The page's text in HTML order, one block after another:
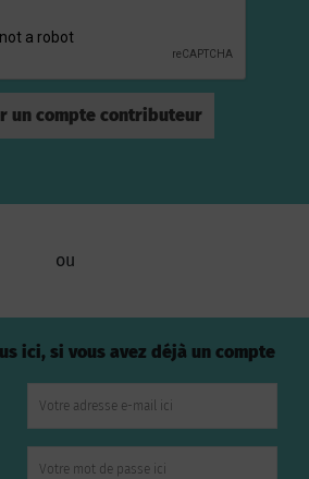
ou
ici, si vous avez déjà un compte